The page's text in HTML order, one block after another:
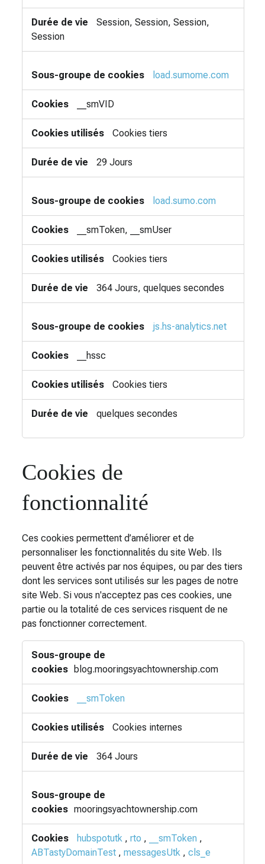
Session, Session, Session,
Session
load.sumome.com
__smVID
Cookies tiers
29 Jours
load.sumo.com
__smToken, __smUser
Cookies tiers
364 Jours, quelques secondes
js.hs-analytics.net
__hssc
Cookies tiers
quelques secondes
Cookies de
fonctionnalité
Ces cookies permettent d’améliorer et de
personnaliser les fonctionnalités du site Web. Ils
peuvent être activés par nos équipes, ou par des tiers
dont les services sont utilisés sur les pages de notre
site Web. Si vous n'acceptez pas ces cookies, une
partie ou la totalité de ces services risquent de ne
pas fonctionner correctement.
Cookies
de
fonctionnalitéblog.mooringsyachtownership.com
__smToken
Cookies internes
364 Jours
mooringsyachtownership.com
hubspotutk , rto , __smToken ,
ABTastyDomainTest , messagesUtk , cls_e